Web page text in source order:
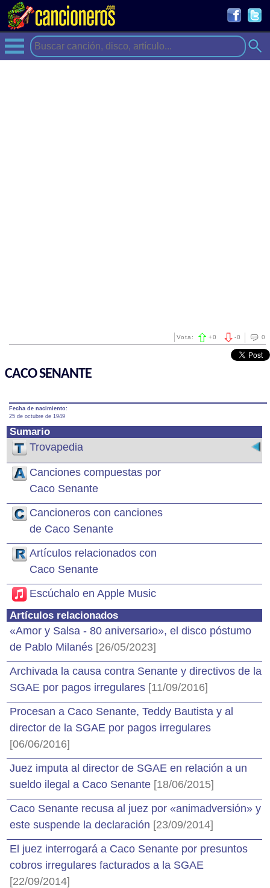
0
-0
Vota: +0
CACO SENANTE
Fecha de nacimiento:
25 de octubre de 1949
Sumario
Trovapedia
Canciones compuestas por
Caco Senante
Cancioneros con canciones
de Caco Senante
Artículos relacionados con
Caco Senante
Escúchalo en Apple Music
Artículos relacionados
«Amor y Salsa - 80 aniversario», el disco póstumo
de Pablo Milanés [26/05/2023]
Archivada la causa contra Senante y directivos de la
SGAE por pagos irregulares [11/09/2016]
Procesan a Caco Senante, Teddy Bautista y al
director de la SGAE por pagos irregulares
[06/06/2016]
Juez imputa al director de SGAE en relación a un
sueldo ilegal a Caco Senante [18/06/2015]
Caco Senante recusa al juez por «animadversión» y
este suspende la declaración [23/09/2014]
El juez interrogará a Caco Senante por presuntos
cobros irregulares facturados a la SGAE
[22/09/2014]